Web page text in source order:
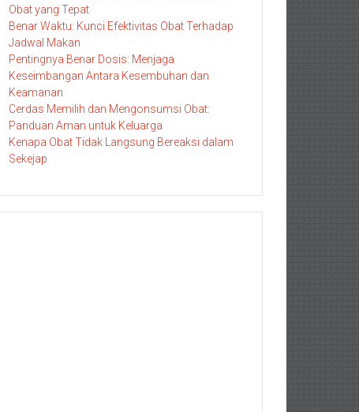
Obat yang Tepat
Benar Waktu: Kunci Efektivitas Obat Terhadap
Jadwal Makan
Pentingnya Benar Dosis: Menjaga
Keseimbangan Antara Kesembuhan dan
Keamanan
Cerdas Memilih dan Mengonsumsi Obat:
Panduan Aman untuk Keluarga
Kenapa Obat Tidak Langsung Bereaksi dalam
Sekejap